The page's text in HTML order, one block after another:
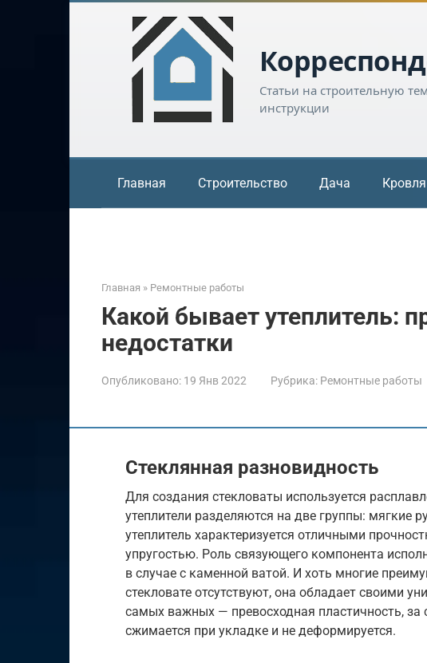
Статьи на строительную
инструкции
Главная Строительство Дача Кровля
Главная » Ремонтные работы
Какой бывает утеплитель:
недостатки
Опубликовано: 19 Янв 2022 Рубрика: Ремонтные работы
Стеклянная разновидность
Для создания стекловаты используется
утеплители разделяются на две группы: мягкие
утеплитель характеризуется отличными
упругостью. Роль связующего компонента
в случае с каменной ватой. И хоть многие
стекловате отсутствуют, она обладает своими
самых важных — превосходная пластичность, за
сжимается при укладке и не деформируется.